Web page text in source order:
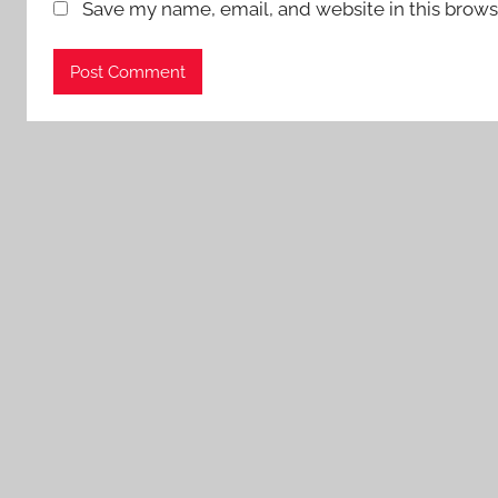
Save my name, email, and website in this